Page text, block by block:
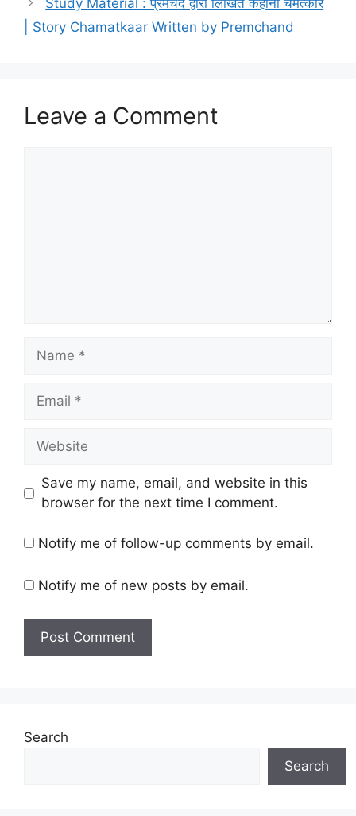
Study Material : प्रेमचंद द्वारा लिखित कहानी चमत्कार
| Story Chamatkaar Written by Premchand
Leave a Comment
Save my name, email, and website in this
browser for the next time I comment.
Notify me of follow-up comments by email.
Notify me of new posts by email.
Search
Search